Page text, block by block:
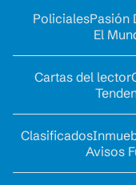
PolicialesPasión
El
Cartas del lector
Clasificados
Avisos